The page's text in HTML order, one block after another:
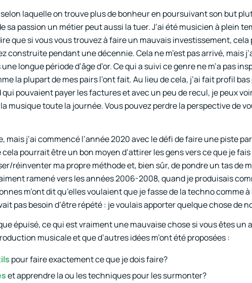
laquelle on trouve plus de bonheur en poursuivant son but
passion un métier peut aussi la tuer. J’ai été musicien à plein
que si vous vous trouvez à faire un mauvais investissement, cela
pendant une décennie. Cela ne m’est pas arrivé, mais
longue période d’âge d’or. Ce qui a suivi ce genre ne m’a pas
la plupart de mes pairs l’ont fait. Au lieu de cela, j’ai fait profil
pouvaient payer les factures et avec un peu de recul, je peux
musique toute la journée. Vous pouvez perdre la perspective de
mais j’ai commencé l’année 2020 avec le défi de faire une piste
pourrait être un bon moyen d’attirer les gens vers ce que je
réinventer ma propre méthode et, bien sûr, de pondre un tas de
ramené vers les années 2006-2008, quand je produisais
m’ont dit qu’elles voulaient que je fasse de la techno comme à
pas besoin d’être répété : je voulais apporter quelque chose de
épuisé, ce qui est vraiment une mauvaise chose si vous êtes un
musicale et que d’autres idées m’ont été proposées :
pour faire exactement ce que je dois faire?
et apprendre la ou les techniques pour les surmonter?